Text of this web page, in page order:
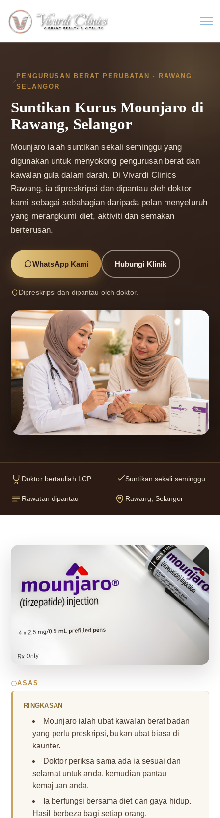
PENGURUSAN BERAT PERUBATAN · RAWANG,
SELANGOR
Suntikan Kurus Mounjaro di
Rawang, Selangor
Mounjaro ialah suntikan sekali seminggu yang
digunakan untuk menyokong pengurusan berat dan
kawalan gula dalam darah. Di Vivardi Clinics
Rawang, ia dipreskripsi dan dipantau oleh doktor
kami sebagai sebahagian daripada pelan menyeluruh
yang merangkumi diet, aktiviti dan semakan
berterusan.
WhatsApp Kami Hubungi Klinik
Dipreskripsi dan dipantau oleh doktor.
Doktor bertauliah LCP Suntikan sekali seminggu
Rawatan dipantau Rawang, Selangor
ASAS
RINGKASAN
Mounjaro ialah ubat kawalan berat badan
yang perlu preskripsi, bukan ubat biasa di
kaunter.
Doktor periksa sama ada ia sesuai dan
selamat untuk anda, kemudian pantau
kemajuan anda.
Ia berfungsi bersama diet dan gaya hidup.
Hasil berbeza bagi setiap orang.